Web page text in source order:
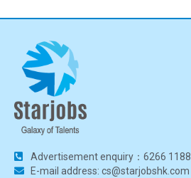
Advertisement enquiry：6266 1188
E-mail address: cs@starjobshk.com